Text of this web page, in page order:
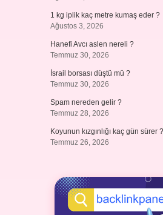
1 kg iplik kaç metre kumaş eder ?
Ağustos 3, 2026
Hanefi Avcı aslen nereli ?
Temmuz 30, 2026
İsrail borsası düştü mü ?
Temmuz 30, 2026
Spam nereden gelir ?
Temmuz 28, 2026
Koyunun kızgınlığı kaç gün sürer ?
Temmuz 26, 2026